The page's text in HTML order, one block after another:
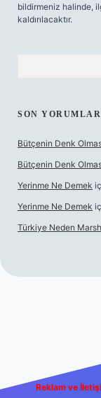
bildirmeniz halinde,
kaldırılacaktır.
SON YORUMLAR
Bütçenin Denk
Bütçenin Denk
Yerinme Ne Demek
Yerinme Ne Demek
Türkiye Neden
Reklam ve